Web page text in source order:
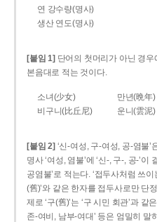
연 강수량(명사)
생산 연도(명사)
[붙임 1] 단어의 첫머리가 아닌 경
본음대로 적는 것이다.
소녀(少女) 만년(晩年)
비구니(比丘尼)
운니(雲泥)
[붙임 2] ‘신-여성, 구-여성, 공-염불
명사 ‘여성, 염불’에 ‘신-, 구-, 공-’
공염불’로 적는다. ‘접두사처럼 쓰
(舊)’와 같은 한자를 접두사로만 단
제로 ‘구(舊)’는 ‘구 시민 회관’과
존­-여비, 남부-­여대’ 등은 엄밀히 말